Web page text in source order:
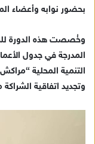
ي
ا
إ
ل
ك
بحضور نوابه وأعضاء
وخُصصت هذه الدورة
المدرجة في جدول
التنمية المحلية
وتجديد اتفاقية